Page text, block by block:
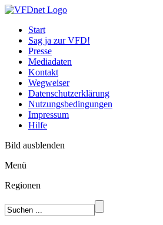
Start
Sag ja zur VFD!
Presse
Mediadaten
Kontakt
Wegweiser
Datenschutzerklärung
Nutzungsbedingungen
Impressum
Hilfe
Bild ausblenden
Menü
Regionen